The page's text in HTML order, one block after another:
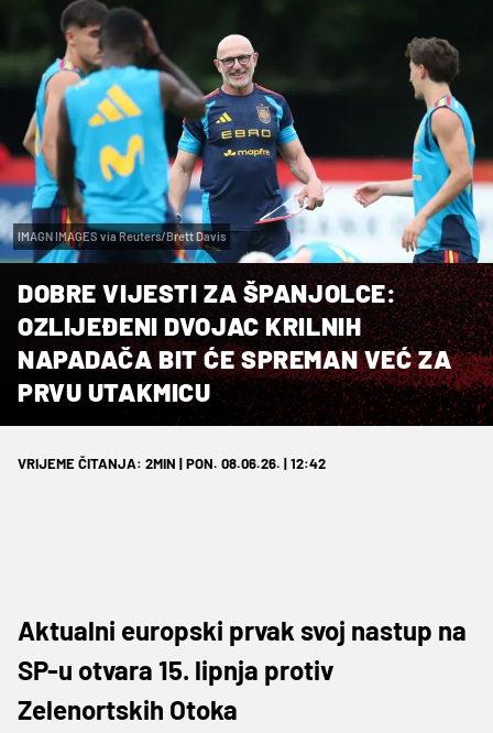
IMAGN IMAGES via Reuters/Brett Davis
DOBRE VIJESTI ZA ŠPANJOLCE:
OZLIJEĐENI DVOJAC KRILNIH
NAPADAČA BIT ĆE SPREMAN VEĆ ZA
PRVU UTAKMICU
VRIJEME ČITANJA: 2MIN | PON. 08.06.26. | 12:42
Aktualni europski prvak svoj nastup na
SP-u otvara 15. lipnja protiv
Zelenortskih Otoka